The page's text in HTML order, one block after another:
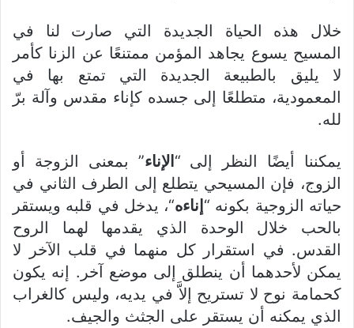
خلال هذه الحياة الجديدة التي صارت لنا في
المسيح يسوع يجاهد المؤمن ممتنعًا عن الزنا كأمر
لا يليق بالطبيعة الجديدة التي تمتع بها في
المعمودية، متطلعًا إلى جسده كإناء مقدس وآلة برّ
لله.
يمكننا أيضًا النظر إلى “ الإناء” بمعنى الزوجة أو
الزوج، فإن المسيحي يتطلع إلى الطرف الثاني في
حياته الزوجية بكونه “ إناءه“، يدخل في قلبه ويستقر
بالحب خلال الوحدة الذي يقدمها لهما الروح
القدس. في استقرار كل منهما في قلب الآخر لا
يمكن لأحدهما أن ينطلق إلى موضع آخر. إنه يكون
كحمامة نوح لا تستريح إلاَّ في يديه، وليس كالغراب
الذي يمكنه أن يستقر على الجثث والجيف.